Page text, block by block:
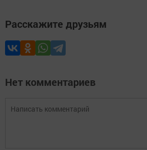
Расскажите друзьям
Нет комментариев